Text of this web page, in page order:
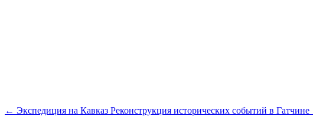
← Экспедиция на Кавказ Реконструкция исторических событий в